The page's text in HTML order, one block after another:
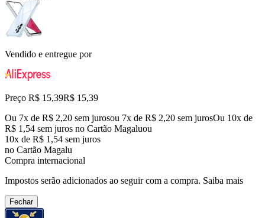
Vendido e entregue por
Preço R$ 15,39R$ 15,39
Ou 7x de R$ 2,20 sem jurosou 7x de R$ 2,20 sem jurosOu 10x de
R$ 1,54 sem juros no Cartão Magaluou
10x de R$ 1,54 sem juros
no Cartão Magalu
Compra internacional
Impostos serão adicionados ao seguir com a compra. Saiba mais
Fechar